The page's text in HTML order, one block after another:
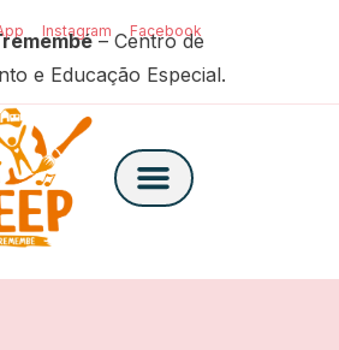
Instagram Facebook
– Centro de
e Educação Especial.